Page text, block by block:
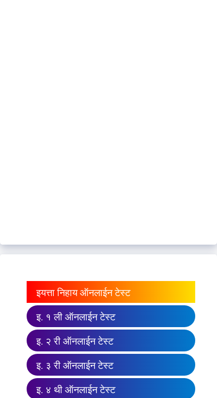
इयत्ता निहाय ऑनलाईन टेस्ट
इ. १ ली ऑनलाईन टेस्ट
इ. २ री ऑनलाईन टेस्ट
इ. ३ री ऑनलाईन टेस्ट
इ. ४ थी ऑनलाईन टेस्ट